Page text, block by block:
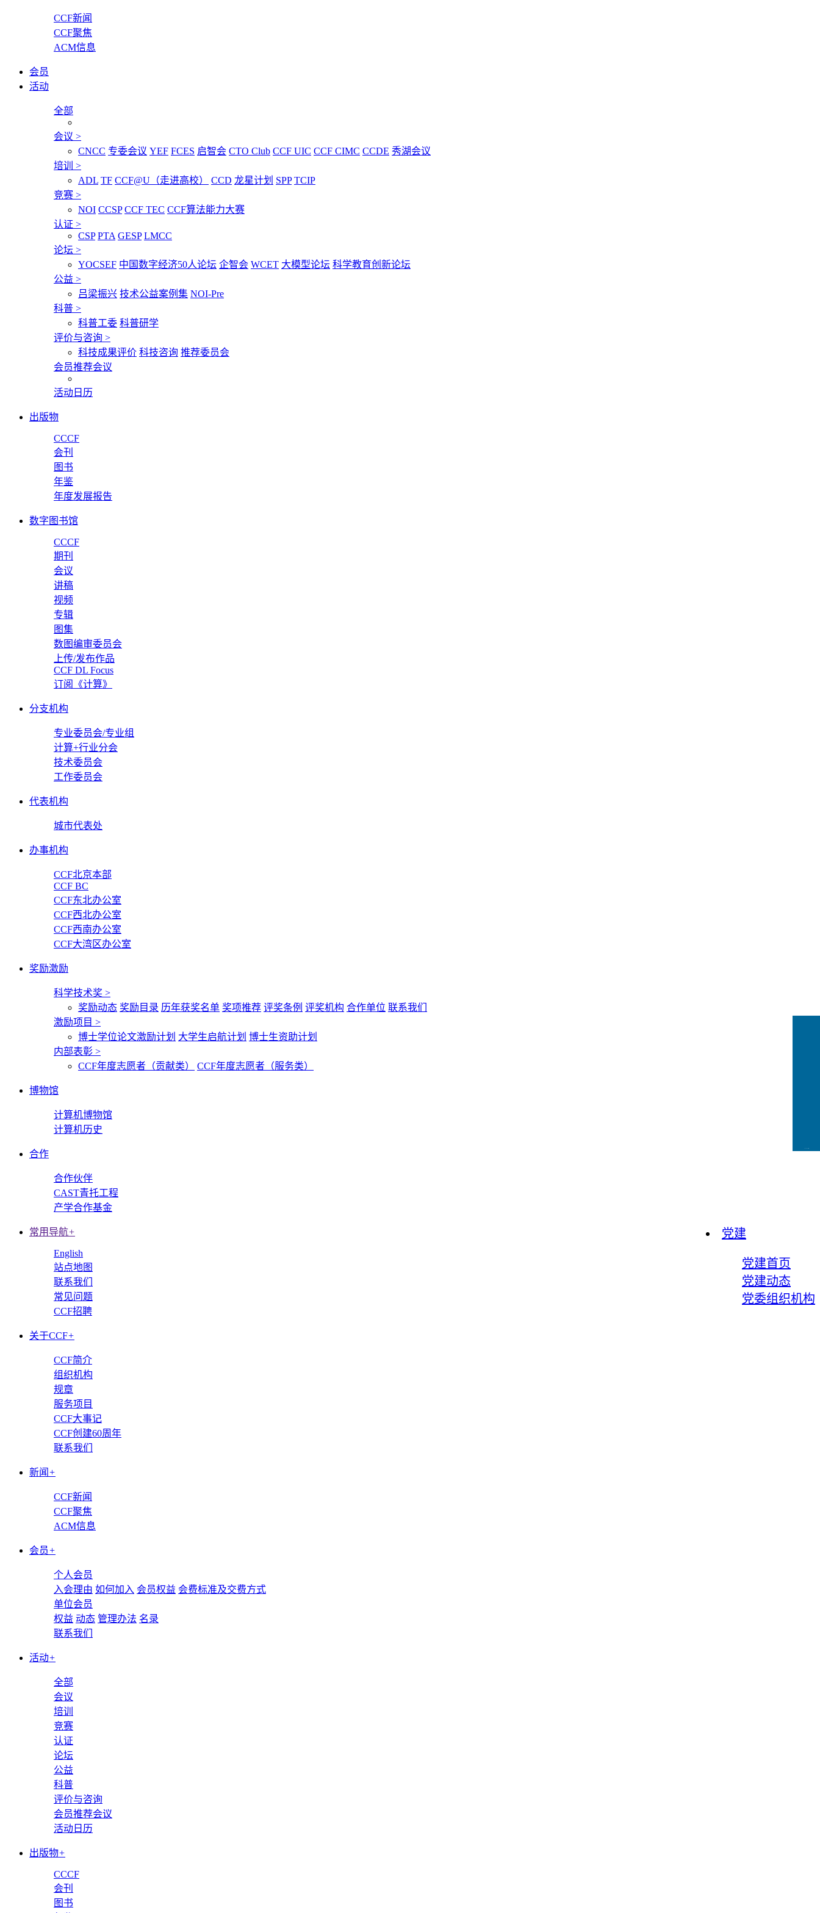
CCF新闻
CCF聚焦
ACM信息
会员
活动
全部
会议 >
CNCC 专委会议 YEF FCES 启智会 CTO Club CCF UIC CCF CIMC CCDE 秀湖会议
培训 >
ADL TF CCF@U（走进高校） CCD 龙星计划 SPP TCIP
竞赛 >
NOI CCSP CCF TEC CCF算法能力大赛
认证 >
CSP PTA GESP LMCC
论坛 >
YOCSEF 中国数字经济50人论坛 企智会 WCET 大模型论坛 科学教育创新论坛
公益 >
吕梁振兴 技术公益案例集 NOI-Pre
科普 >
科普工委 科普研学
评价与咨询 >
科技成果评价 科技咨询 推荐委员会
会员推荐会议
活动日历
出版物
CCCF
会刊
图书
年鉴
年度发展报告
数字图书馆
CCCF
期刊
会议
讲稿
视频
专辑
图集
数图编审委员会
上传/发布作品
CCF DL Focus
订阅《计算》
分支机构
专业委员会/专业组
计算+行业分会
技术委员会
工作委员会
代表机构
城市代表处
办事机构
CCF北京本部
CCF BC
CCF东北办公室
CCF西北办公室
CCF西南办公室
CCF大湾区办公室
奖励激励
科学技术奖 >
奖励动态 奖励目录 历年获奖名单 奖项推荐 评奖条例 评奖机构 合作单位 联系我们
激励项目 >
博士学位论文激励计划 大学生启航计划 博士生资助计划
内部表彰 >
CCF年度志愿者（贡献类）
CCF年度志愿者（服务类）
博物馆
计算机博物馆
计算机历史
合作
合作伙伴
CAST青托工程
产学合作基金
党建
党建首页
党建动态
党委组织机构
常用导航+
English
站点地图
联系我们
常见问题
CCF招聘
关于CCF+
CCF简介
组织机构
规章
服务项目
CCF大事记
CCF创建60周年
联系我们
新闻 +
CCF新闻
CCF聚焦
ACM信息
会员+
个人会员
入会理由 如何加入 会员权益 会费标准及交费方式
单位会员
权益 动态 管理办法 名录
联系我们
活动+
全部
会议
培训
竞赛
认证
论坛
公益
科普
评价与咨询
会员推荐会议
活动日历
出版物+
CCCF
会刊
图书